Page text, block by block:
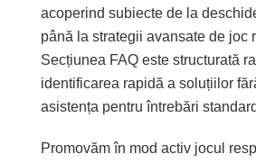
acoperind subiecte de la
până la strategii avansate de joc
Secțiunea FAQ este structurată
identificarea rapidă a soluțiilor
asistența pentru întrebări
Promovăm în mod activ jocul